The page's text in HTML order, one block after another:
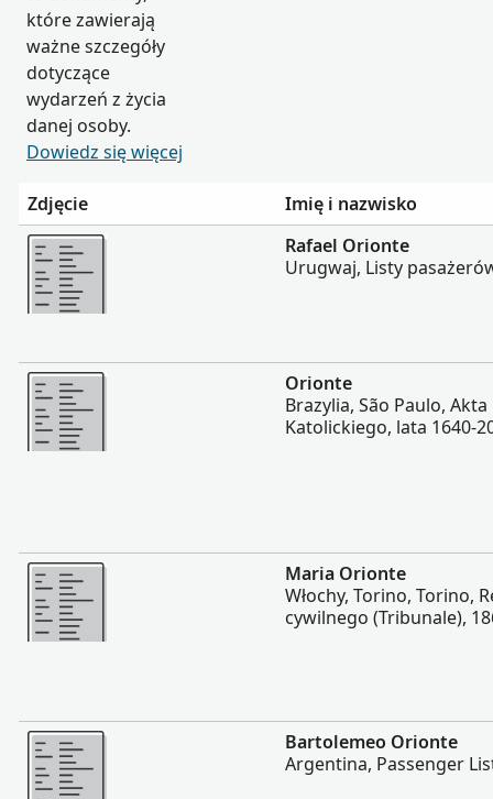
które zawierają
ważne szczegóły
dotyczące
wydarzeń z życia
danej osoby.
Dowiedz się więcej
Zdjęcie
Imię i nazwisko
Więcej
Rafael Orionte
Urugwaj, Listy
Więcej
Orionte
Brazylia, São Paulo, Akta
Katolickiego, lata 1640-
Więcej
Maria Orionte
Włochy, Torino, Torino,
cywilnego (Tribunale),
Więcej
Bartolemeo Orionte
Argentina, Passenger